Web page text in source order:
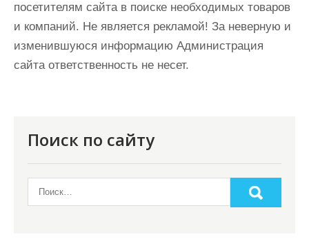
посетителям сайта в поиске необходимых товаров
и компаний. Не является рекламой! За неверную и
изменившуюся информацию Администрация
сайта ответственность не несет.
Поиск по сайту